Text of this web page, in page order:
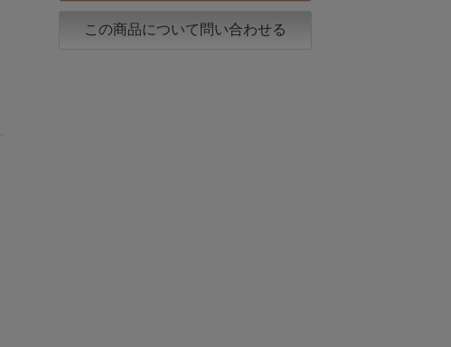
この商品について問い合わせる